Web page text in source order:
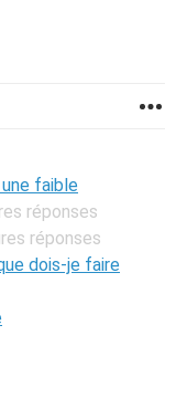
faible
réponses
réponses
dois-je faire